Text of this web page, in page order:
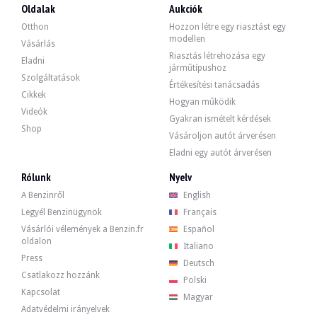
- Az áramlásmérő cseréje.
A BMW-jelentés részletezi a márkakereskedésben elvégzett szervizelést:
- 06/05/2009 : 81,984 km
- 2014/09/26 : 127 967 km
- 30/06/2025 : 197 674 km
- 2025.05.08. : 199 018 km
Az eladó egy szakember, aki a spanyolországi Valenciában található, és
Az eladó úgy döntött, hogy tartalékárat határoz meg.
Oldalak
Otthon
Vásárlás
Eladni
Szolgáltatások
Cikkek
Videók
Shop
Aukciók
Hozzon létre egy riasztást egy
modellen
Riasztás létrehozása egy
járműtípushoz
Értékesítési tanácsadás
Hogyan működik
Gyakran ismételt kérdések
Vásároljon autót árverésen
Eladni egy autót árverésen
Rólunk
A Benzinről
Legyél Benzinügynök
Vásárlói vélemények a Benzin.fr
oldalon
Press
Csatlakozz hozzánk
Kapcsolat
Adatvédelmi irányelvek
Nyelv
English
Français
Español
Italiano
Deutsch
Polski
Magyar